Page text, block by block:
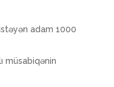
adam 1000
müsabiqənin